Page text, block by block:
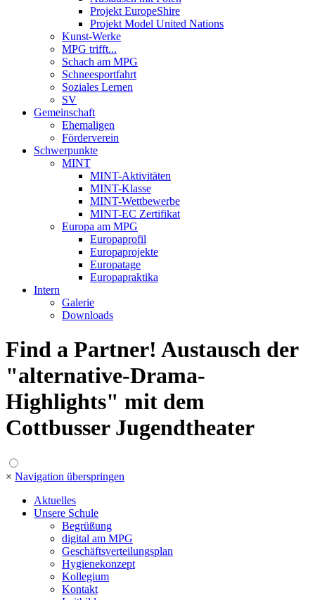
Projekt EuropeShire
Projekt Model United Nations
Kunst-Werke
MPG trifft...
Schach am MPG
Schneesportfahrt
Soziales Lernen
SV
Gemeinschaft
Ehemaligen
Förderverein
Schwerpunkte
MINT
MINT-Aktivitäten
MINT-Klasse
MINT-Wettbewerbe
MINT-EC Zertifikat
Europa am MPG
Europaprofil
Europaprojekte
Europatage
Europapraktika
Intern
Galerie
Downloads
Find a Partner! Austausch der
"alternative-Drama-
Highlights" mit dem
Cottbusser Jugendtheater
× Navigation überspringen
Aktuelles
Unsere Schule
Begrüßung
digital am MPG
Geschäftsverteilungsplan
Hygienekonzept
Kollegium
Kontakt